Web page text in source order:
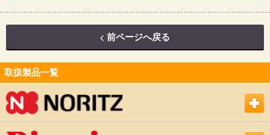
前ページへ戻る
取扱製品一覧